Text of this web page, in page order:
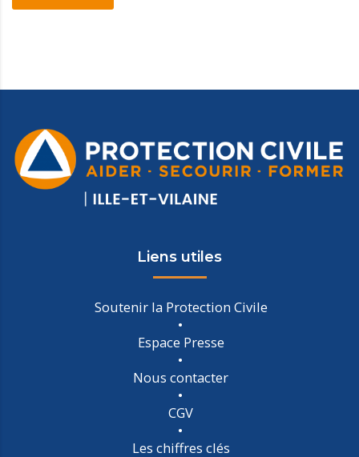
Liens utiles
Soutenir la Protection Civile
Espace Presse
Nous contacter
CGV
Les chiffres clés